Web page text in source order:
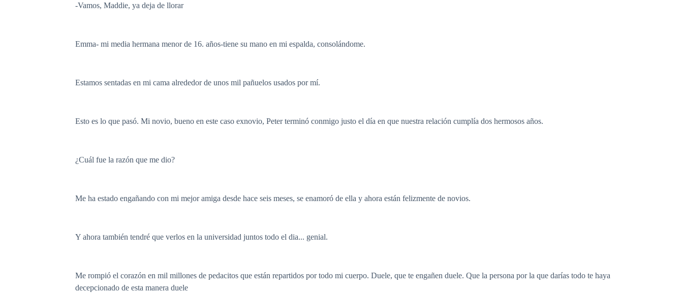
-Vamos, Maddie, ya deja de llorar
Emma- mi media hermana menor de 16. años-tiene su mano en mi espalda, consolándome.
Estamos sentadas en mi cama alrededor de unos mil pañuelos usados por mí.
Esto es lo que pasó. Mi novio, bueno en este caso exnovio, Peter terminó conmigo justo el día en que nuestra relación cumplía dos hermosos años.
¿Cuál fue la razón que me dio?
Me ha estado engañando con mi mejor amiga desde hace seis meses, se enamoró de ella y ahora están felizmente de novios.
Y ahora también tendré que verlos en la universidad juntos todo el dia... genial.
Me rompió el corazón en mil millones de pedacitos que están repartidos por todo mi cuerpo. Duele, que te engañen duele. Que la persona por la que darías todo te haya
decepcionado de esta manera duele